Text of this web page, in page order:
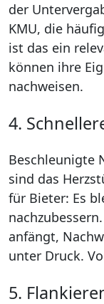
der
KMU, die
ist das ein
können ihre
nachweisen.
4.
Beschleunigte
sind das
für Bieter: Es
anfängt,
unter Druck.
5.